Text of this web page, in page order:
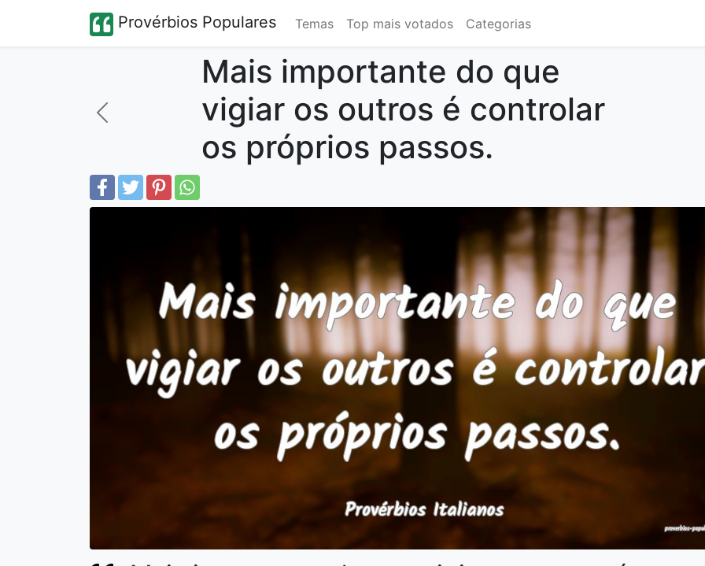
Provérbios Populares Temas Top mais votados Categorias
Mais importante do que
vigiar os outros é controlar
os próprios passos.